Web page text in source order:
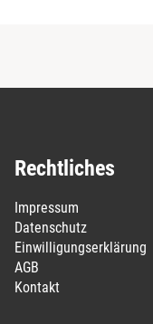
Rechtliches
Impressum
Datenschutz
Einwilligungserklärung
AGB
Kontakt